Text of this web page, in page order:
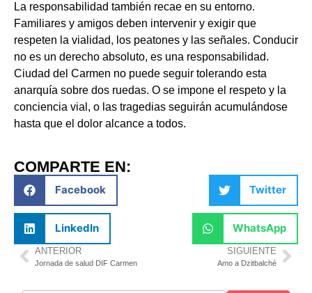
La responsabilidad también recae en su entorno.
Familiares y amigos deben intervenir y exigir que
respeten la vialidad, los peatones y las señales. Conducir
no es un derecho absoluto, es una responsabilidad.
Ciudad del Carmen no puede seguir tolerando esta
anarquía sobre dos ruedas. O se impone el respeto y la
conciencia vial, o las tragedias seguirán acumulándose
hasta que el dolor alcance a todos.
COMPARTE EN:
Facebook Twitter
LinkedIn WhatsApp
ANTERIOR
Jornada de salud DIF Carmen
SIGUIENTE
Amo a Dzitbalché